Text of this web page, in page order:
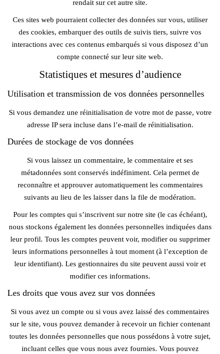
rendait sur cet autre site.
Ces sites web pourraient collecter des données sur vous, utiliser
des cookies, embarquer des outils de suivis tiers, suivre vos
interactions avec ces contenus embarqués si vous disposez d’un
compte connecté sur leur site web.
Statistiques et mesures d’audience
Utilisation et transmission de vos données personnelles
Si vous demandez une réinitialisation de votre mot de passe, votre
adresse IP sera incluse dans l’e-mail de réinitialisation.
Durées de stockage de vos données
Si vous laissez un commentaire, le commentaire et ses
métadonnées sont conservés indéfiniment. Cela permet de
reconnaître et approuver automatiquement les commentaires
suivants au lieu de les laisser dans la file de modération.
Pour les comptes qui s’inscrivent sur notre site (le cas échéant),
nous stockons également les données personnelles indiquées dans
leur profil. Tous les comptes peuvent voir, modifier ou supprimer
leurs informations personnelles à tout moment (à l’exception de
leur identifiant). Les gestionnaires du site peuvent aussi voir et
modifier ces informations.
Les droits que vous avez sur vos données
Si vous avez un compte ou si vous avez laissé des commentaires
sur le site, vous pouvez demander à recevoir un fichier contenant
toutes les données personnelles que nous possédons à votre sujet,
incluant celles que vous nous avez fournies. Vous pouvez